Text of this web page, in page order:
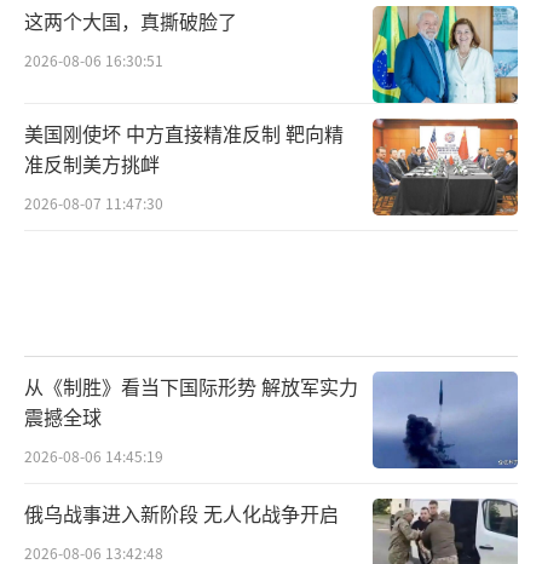
这两个大国，真撕破脸了
2026-08-06 16:30:51
美国刚使坏 中方直接精准反制 靶向精
准反制美方挑衅
2026-08-07 11:47:30
从《制胜》看当下国际形势 解放军实力
震撼全球
2026-08-06 14:45:19
俄乌战事进入新阶段 无人化战争开启
2026-08-06 13:42:48